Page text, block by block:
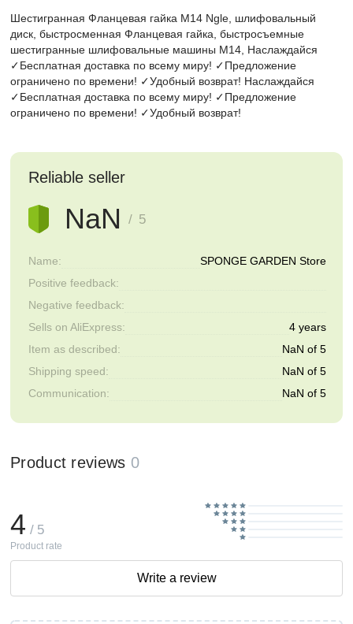
Шестигранная Фланцевая гайка M14 Ngle, шлифовальный
диск, быстросменная Фланцевая гайка, быстросъемные
шестигранные шлифовальные машины M14, Наслаждайся
✓Бесплатная доставка по всему миру! ✓Предложение
ограничено по времени! ✓Удобный возврат! Наслаждайся
✓Бесплатная доставка по всему миру! ✓Предложение
ограничено по времени! ✓Удобный возврат!
Reliable seller
NaN / 5
Name:
SPONGE GARDEN Store
Positive feedback:
Negative feedback:
Sells on AliExpress:
4 years
Item as described:
NaN of 5
Shipping speed:
NaN of 5
Communication:
NaN of 5
Product reviews 0
4 / 5
Product rate
Write a review